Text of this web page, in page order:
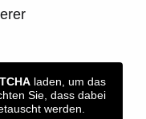
laden, um das
Sie, dass dabei
werden.